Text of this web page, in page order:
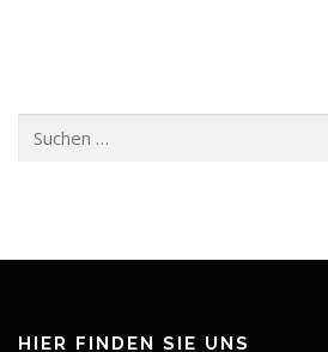
nach:
HIER FINDEN SIE UNS